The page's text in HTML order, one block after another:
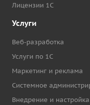
Лицензии 1С
Услуги
Веб-разработка
Услуги по 1С
Маркетинг и реклама
Системное
Внедрение и настройка